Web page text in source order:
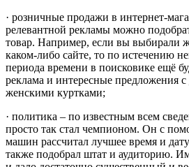
· розничные продажи в интернет-
релевантной рекламы можно
товар. Например, если вы выбирали
каком-либо сайте, то по истечению
периода времени в поисковике ещё
реклама и интересные предложения с
женскими куртками;
· политика – по известным всем
просто так стал чемпионом. Он с
машин рассчитал лучшее время и
также подобрал штат и аудиторию.